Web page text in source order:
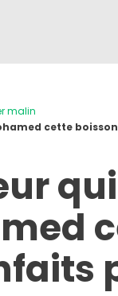
malin
cette